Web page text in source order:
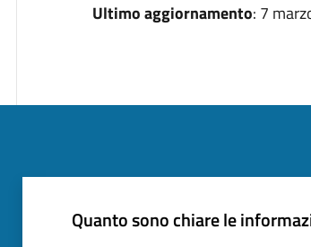
Ultimo aggiornamento: 7
Quanto sono chiare le